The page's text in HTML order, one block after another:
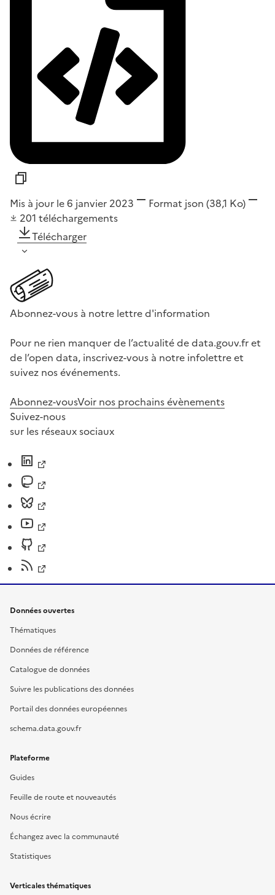
Mis à jour le 6 janvier 2023 Format json (38,1 Ko)
201 téléchargements
Télécharger
Abonnez-vous à notre lettre d'information
Pour ne rien manquer de l’actualité de data.gouv.fr et
de l’open data, inscrivez-vous à notre infolettre et
suivez nos événements.
Abonnez-vousVoir nos prochains évènements
Suivez-nous
sur les réseaux sociaux
Données ouvertes
Thématiques
Données de référence
Catalogue de données
Suivre les publications des données
Portail des données européennes
schema.data.gouv.fr
Plateforme
Guides
Feuille de route et nouveautés
Nous écrire
Échangez avec la communauté
Statistiques
Verticales thématiques